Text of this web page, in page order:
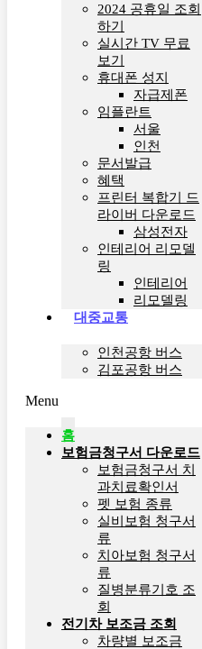
2024 공휴일 조회
하기
실시간 TV 무료
보기
휴대폰 성지
자급제폰
임플란트
서울
인천
문서발급
혜택
프린터 복합기 드
라이버 다운로드
삼성전자
인테리어 리모델
링
인테리어
리모델링
대중교통
인천공항 버스
김포공항 버스
Menu
홈
보험금청구서 다운로드
보험금청구서 치
과치료확인서
펫 보험 종류
실비보험 청구서
류
치아보험 청구서
류
질병분류기호 조
회
전기차 보조금 조회
차량별 보조금